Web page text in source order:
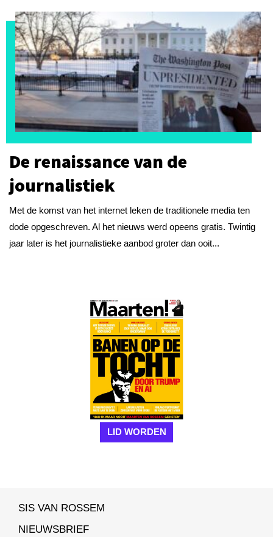
De renaissance van de
journalistiek
Met de komst van het internet leken de traditionele media ten
dode opgeschreven. Al het nieuws werd opeens gratis. Twintig
jaar later is het journalistieke aanbod groter dan ooit...
LID WORDEN
SIS VAN ROSSEM
NIEUWSBRIEF